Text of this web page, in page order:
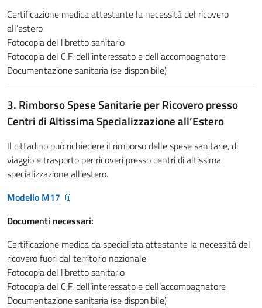
Certificazione medica attestante la necessità del ricovero
all’estero
Fotocopia del libretto sanitario
Fotocopia del C.F. dell’interessato e dell’accompagnatore
Documentazione sanitaria (se disponibile)
3. Rimborso Spese Sanitarie per Ricovero presso
Centri di Altissima Specializzazione all’Estero
Il cittadino può richiedere il rimborso delle spese sanitarie, di
viaggio e trasporto per ricoveri presso centri di altissima
specializzazione all’estero.
Modello M17
Documenti necessari:
Certificazione medica da specialista attestante la necessità del
ricovero fuori dal territorio nazionale
Fotocopia del libretto sanitario
Fotocopia del C.F. dell’interessato e dell’accompagnatore
Documentazione sanitaria (se disponibile)